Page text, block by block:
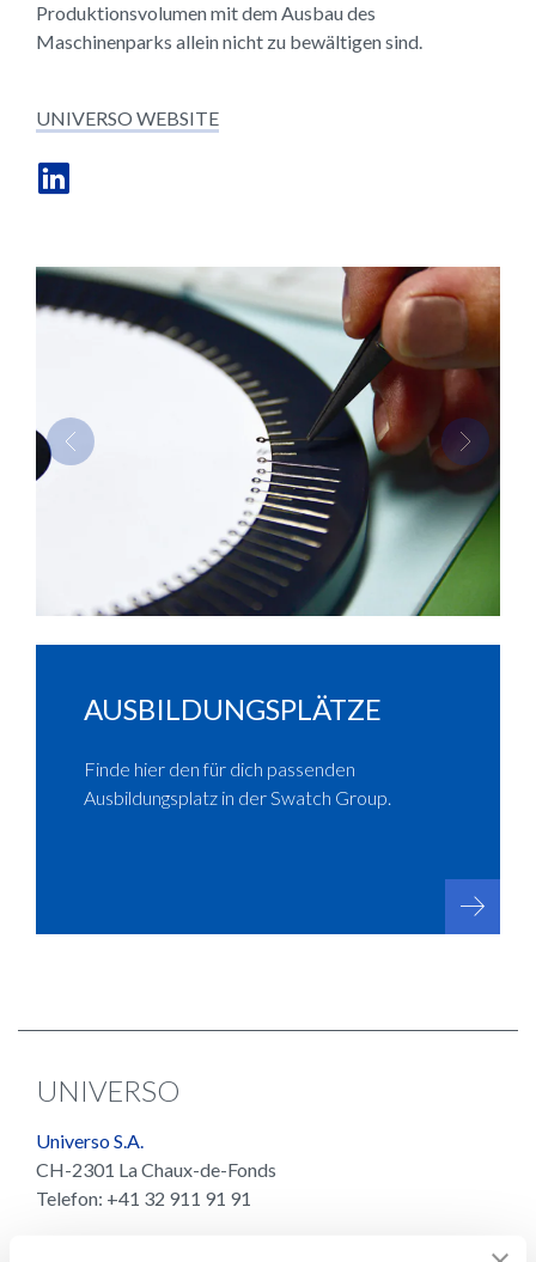
Produktionsvolumen mit dem Ausbau des
Maschinenparks allein nicht zu bewältigen sind.
UNIVERSO WEBSITE
Previous Next
AUSBILDUNGSPLÄTZE
Finde hier den für dich passenden
Ausbildungsplatz in der Swatch Group.
UNIVERSO
Universo S.A.
CH-2301 La Chaux-de-Fonds
Telefon: +41 32 911 91 91